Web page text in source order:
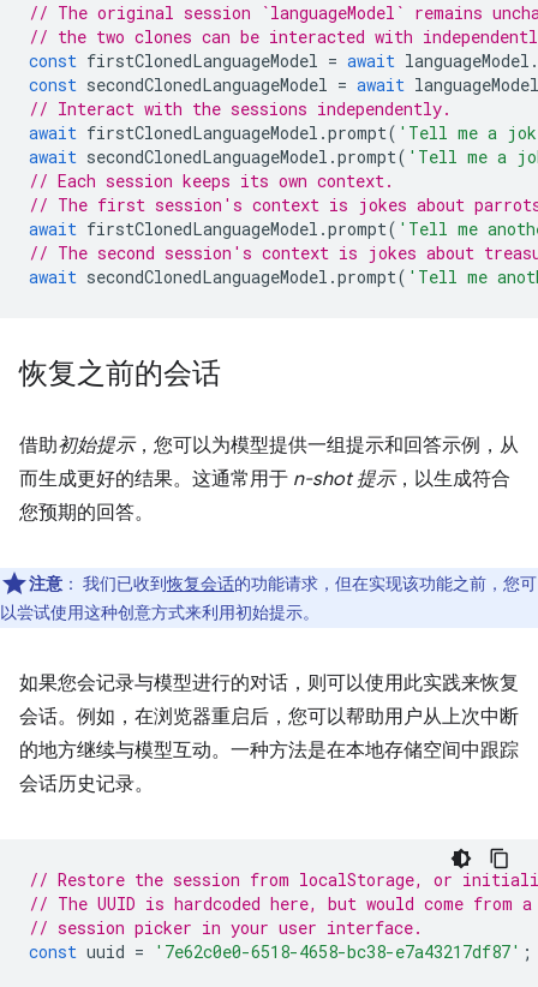
// The original session `languageModel` remains
// the two clones can be interacted with
const firstClonedLanguageModel = await languageModel .
const secondClonedLanguageModel = await languageModel
// Interact with the sessions independently.
await firstClonedLanguageModel .prompt( 'Tell me a
await secondClonedLanguageModel .prompt( 'Tell me a
// Each session keeps its own context.
// The first session's context is jokes about
await firstClonedLanguageModel .prompt( 'Tell me
// The second session's context is jokes about
await secondClonedLanguageModel .prompt( 'Tell me
恢复之前的会话
借助初始提示，您可以为模型提供一组提示和回答示例，从
而生成更好的结果。这通常用于 n-shot 提示，以生成符合
您预期的回答。
注意 ： 我们已收到恢复会话的功能请求，但在实现该功能之前，您可
以尝试使用这种创意方式来利用初始提示。
如果您会记录与模型进行的对话，则可以使用此实践来恢复
会话。例如，在浏览器重启后，您可以帮助用户从上次中断
的地方继续与模型互动。一种方法是在本地存储空间中跟踪
会话历史记录。
// Restore the session from localStorage, or
// The UUID is hardcoded here, but would come from a
// session picker in your user interface.
const uuid = '7e62c0e0-6518-4658-bc38-e7a43217df87' ;